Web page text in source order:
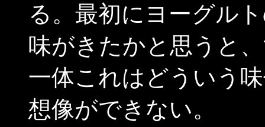
る。最初にヨーグル
味がきたかと思うと
一体これはどういう
想像ができない。